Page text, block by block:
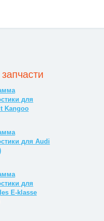
для
Kangoo
для Audi
для
E-klasse